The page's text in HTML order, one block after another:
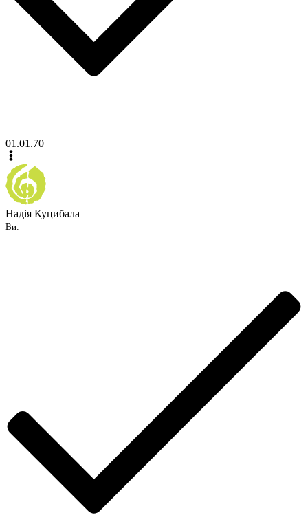
01.01.70
Надія Куцибала
Ви: